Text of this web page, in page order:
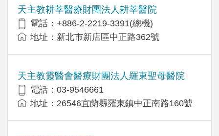
天主教耕莘醫療財團法人耕莘醫院
電話：+886-2-2219-3391(總機)
地址：新北市新店區中正路362號
天主教靈醫會醫療財團法人羅東聖母醫院
電話：03-9546661
地址：26546宜蘭縣羅東鎮中正南路160號